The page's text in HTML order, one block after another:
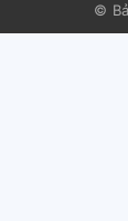
©